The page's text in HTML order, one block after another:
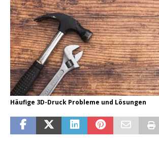
Häufige 3D-Druck Probleme und Lösungen